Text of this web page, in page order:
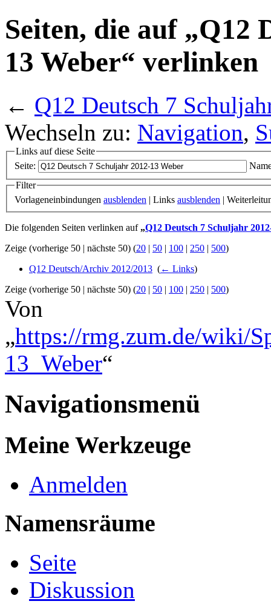
Seiten, die auf „Q12
13 Weber“ verlinken
← Q12 Deutsch 7
Wechseln zu: Navigation,
Links auf diese Seite
Seite:
Filter
Vorlageneinbindungen ausblenden | Links ausblenden |
Die folgenden Seiten verlinken auf „Q12 Deutsch 7 Schuljahr
Zeige (vorherige 50 | nächste 50) (20 | 50 | 100 | 250 | 500)
Q12 Deutsch/Archiv 2012/2013 (← Links)
Zeige (vorherige 50 | nächste 50) (20 | 50 | 100 | 250 | 500)
Von
„https://rmg.zum.de/wiki/
13_Weber“
Navigationsmenü
Meine Werkzeuge
Anmelden
Namensräume
Seite
Diskussion